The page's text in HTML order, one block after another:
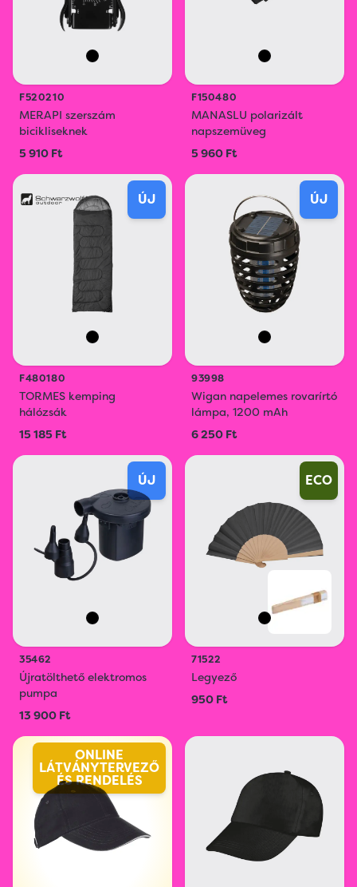
F520210
MERAPI szerszám
bicikliseknek
5 910 Ft
F150480
MANASLU polarizált
napszemüveg
5 960 Ft
ÚJ
F480180
TORMES kemping
hálózsák
15 185 Ft
ÚJ
93998
Wigan napelemes rovarírtó
lámpa, 1200 mAh
6 250 Ft
ÚJ
35462
Újratölthető elektromos
pumpa
13 900 Ft
ECO
71522
Legyező
950 Ft
ONLINE
LÁTVÁNYTERVEZŐ
ÉS RENDELÉS